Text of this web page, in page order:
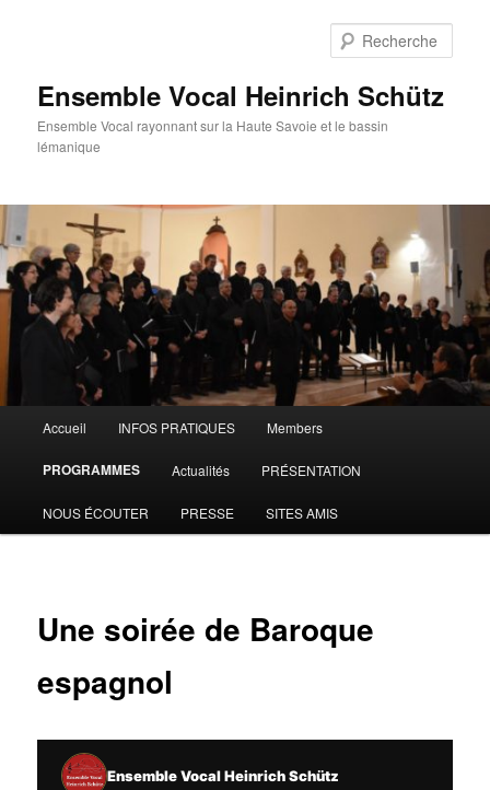
Ensemble Vocal Heinrich Schütz
Ensemble Vocal rayonnant sur la Haute Savoie et le bassin
lémanique
principal
Accueil INFOS PRATIQUES Members
PROGRAMMES Actualités PRÉSENTATION
NOUS ÉCOUTER PRESSE SITES AMIS
Une soirée de Baroque
espagnol
Ensemble Vocal Heinrich Schütz